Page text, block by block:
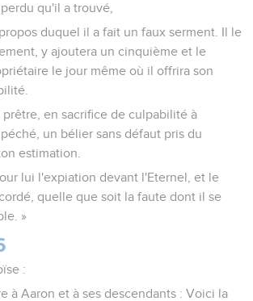
qu'il a trouvé,
duquel il a fait un faux serment. Il le
y ajoutera un cinquième et le
le jour même où il offrira son
prêtre, en sacrifice de culpabilité à
un bélier sans défaut pris du
estimation.
lui l'expiation devant l'Eternel, et le
quelle que soit la faute dont il se
»
:
à Aaron et à ses descendants : Voici la